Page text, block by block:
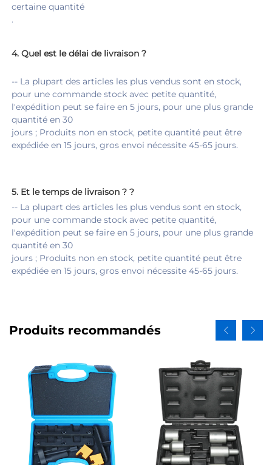
certaine quantité
.
4. Quel est le délai de livraison ?
-- La plupart des articles les plus vendus sont en stock,
pour une commande stock avec petite quantité,
l'expédition peut se faire en 5 jours, pour une plus grande
quantité en 30
jours ; Produits non en stock, petite quantité peut être
expédiée en 15 jours, gros envoi nécessite 45-65 jours.
5. Et le temps de livraison ? ?
-- La plupart des articles les plus vendus sont en stock,
pour une commande stock avec petite quantité,
l'expédition peut se faire en 5 jours, pour une plus grande
quantité en 30
jours ; Produits non en stock, petite quantité peut être
expédiée en 15 jours, gros envoi nécessite 45-65 jours.
Produits recommandés